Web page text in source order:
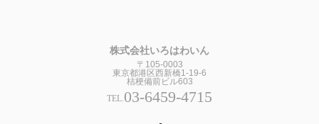
株式会社いろはわいん
〒105-0003
東京都港区西新橋1-19-6
桔梗備前ビル603
TEL.03-6459-4715